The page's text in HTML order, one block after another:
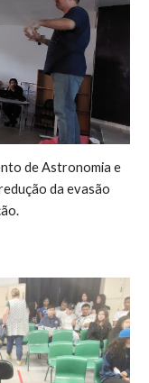
de Astronomia e
da evasão